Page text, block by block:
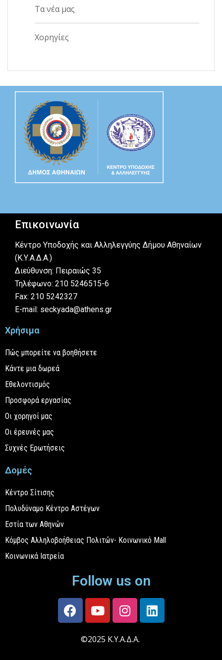
Τα νέα μας
Χορηγίες
Επικοινωνία
Κέντρο Υποδοχής και Αλληλεγγύης Δήμου Αθηναίων
(Κ.Υ.Α.Δ.Α.)
Διεύθυνση: Πειραιώς 35
Τηλέφωνο: 210 5246515-6
Fax: 210 5242327
E-mail: seckyada@athens.gr
Χρήσιμα
Πώς μπορείτε να βοηθήσετε
Κάντε μια δωρεά
Εθελοντισμός
Προσφορά εργασίας
Οι χορηγοί μας
Οι έρευνές μας
Συχνές Ερωτήσεις
Δομές
Κέντρο Σίτισης
Πολυδύναμο Κέντρο Αστέγων
Εστία των Αθηνών
Κόμβος Αλληλοβοήθειας Πολιτών- Κοινωνικό Mall
Κοινωνικά Ιατρεία
Follow us on
©2025 Κ.Υ.Α.Δ.Α.